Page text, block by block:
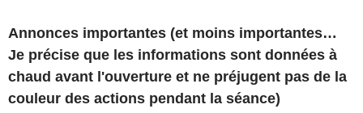
Annonces importantes (et moins importantes…
Je précise que les informations sont données à
chaud avant l'ouverture et ne préjugent pas de la
couleur des actions pendant la séance)